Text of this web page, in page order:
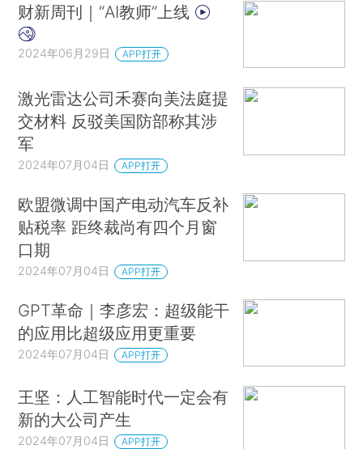
财新周刊｜“AI教师”上线
2024年06月29日 APP打开
激光雷达公司禾赛向美法庭提
交材料 反驳美国防部称其涉
军
2024年07月04日 APP打开
欧盟微调中国产电动汽车反补
贴税率 距终裁尚有四个月窗
口期
2024年07月04日 APP打开
GPT革命｜李彦宏：超级能干
的应用比超级应用更重要
2024年07月04日 APP打开
王坚：人工智能时代一定会有
新的大公司产生
2024年07月04日 APP打开